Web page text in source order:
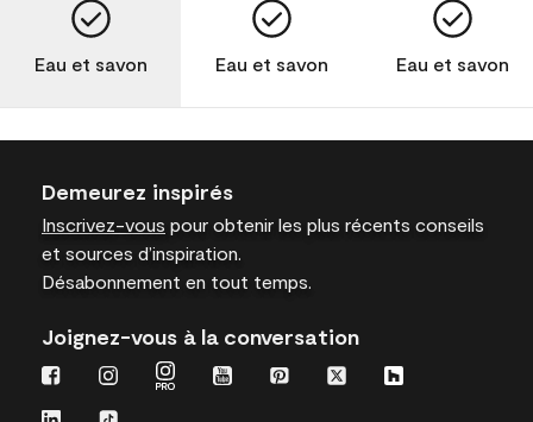
Eau et savon Eau et savon Eau et savon
Demeurez inspirés
Inscrivez-vous pour obtenir les plus récents conseils
et sources d’inspiration.
Désabonnement en tout temps.
Joignez-vous à la conversation